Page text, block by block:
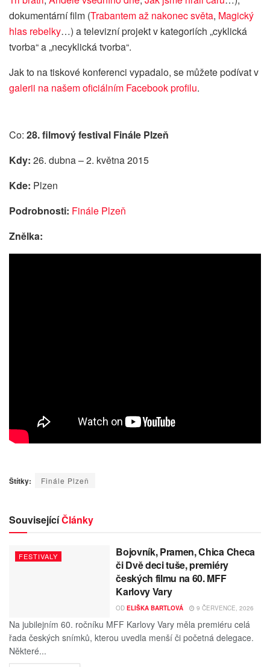
dokumentární film (Trabantem až nakonec světa, Magický
hlas rebelky…) a televizní projekt v kategoriích „cyklická
tvorba“ a „necyklická tvorba“.
Jak to na tiskové konferenci vypadalo, se můžete podívat v
galerii na našem oficiálním Facebook profilu.
Co: 28. filmový festival Finále Plzeň
Kdy: 26. dubna – 2. května 2015
Kde: Plzen
Podrobnosti: Finále Plzeň
Znělka:
Štítky: Finále Plzeň
SouvisejícíČlánky
FESTIVALY
Bojovník, Pramen, Chica Checa
či Dvě deci tuše, premiéry
českých filmu na 60. MFF
Karlovy Vary
OD ELIŠKA BARTLOVÁ 9 ČERVENCE, 2026
Na jubilejním 60. ročníku MFF Karlovy Vary měla premiéru celá
řada českých snímků, kterou uvedla menší či početná delegace.
Některé...